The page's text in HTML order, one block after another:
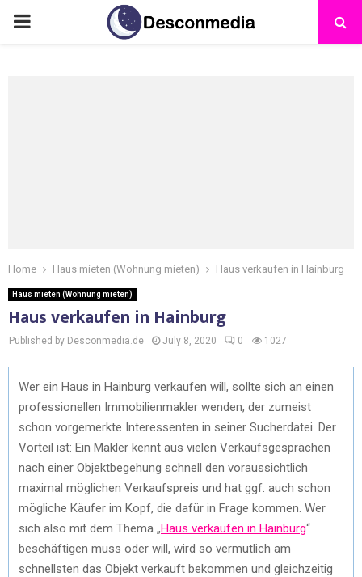
Home Haus mieten (Wohnung mieten) Haus verkaufen in Hainburg
Haus mieten (Wohnung mieten)
Haus verkaufen in Hainburg
Published by Desconmedia.de July 8, 2020 0 1027
Wer ein Haus in Hainburg verkaufen will, sollte sich an einen
professionellen Immobilienmakler wenden, der zumeist
schon vorgemerkte Interessenten in seiner Sucherdatei. Der
Vorteil ist: Ein Makler kennt aus vielen Verkaufsgesprächen
nach einer Objektbegehung schnell den voraussichtlich
maximal möglichen Verkaufspreis und hat ggf. auch schon
mögliche Käufer im Kopf, die dafür in Frage kommen. Wer
sich also mit dem Thema „Haus verkaufen in Hainburg“
beschäftigen muss oder will, wird so vermutlich am
schnellsten das Objekt verkauft bekommen und gleichzeitig